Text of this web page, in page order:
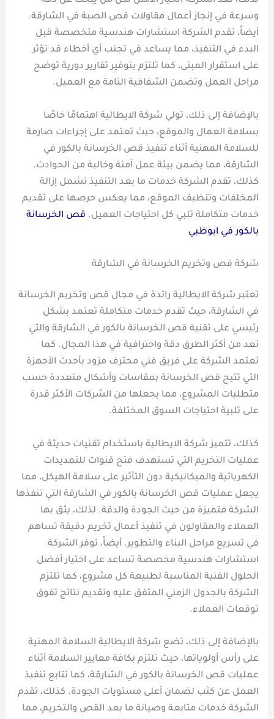
وسرعة في إنجاز أعمال مقاولات قص الصبة في الشارقة.
أيضاً، تقدم الشركة استشارات هندسية متخصصة قبل
البدء في التنفيذ، مما يساعد في تجنب أي أخطاء قد تؤثر
على استقرار المبنى، كما تلتزم بتوفير تقارير دورية توضح
مراحل العمل وتضمن الشفافية التامة مع العميل.
بالإضافة إلى ذلك، تولي شركة الايطالية اهتمامًا خاصًا
بسلامة العمال والموقع، حيث تعتمد على إجراءات صارمة
للسلامة المهنية أثناء تنفيذ قص الخرسانة بالكور في
الشارقة، مما يضمن بيئة عمل آمنة وخالية من الحوادث.
كذلك، تقدم الشركة خدمات ما بعد التنفيذ تشمل إزالة
المخلفات وتنظيف الموقع، مما يعكس حرصها على تقديم
خدمات متكاملة تلبي كل احتياجات العميل. قص الخرسانة
بالكور في ابوظبي
شركة قص وتخريم الخرسانة في الشارقة
تعتبر شركة الايطالية رائدة في مجال قص وتخريم الخرسانة
في الشارقة، حيث تقدم خدمات متكاملة تعتمد بشكل
رئيسي على تقنية قص الخرسانة بالكور في الشارقة والتي
تعد من أكثر الطرق دقة واحترافية في هذا المجال. كما
تعتمد الشركة على فريق فني محترف مزود بأحدث الأجهزة
التي تتيح قص الخرسانة بمقاسات وأشكال متعددة حسب
متطلبات المشروع، مما يجعلها من الشركات الأكثر قدرة
على تلبية احتياجات السوق المختلفة.
كذلك، تتميز شركة الايطالية باستخدام تقنيات حديثة في
عمليات التخريم التي تستهدف فتح قنوات للتمديدات
الكهربائية والميكانيكية دون التأثير على سلامة الهيكل، مما
يجعل عمليات قص الخرسانة بالكور في الشارقة التي تنفذها
الشركة متميزة من حيث الجودة والدقة. لذلك، يثق بها
العملاء والمقاولون في تنفيذ أعمال تخريم دقيقة تساهم
في تسريع مراحل البناء والتطوير. أيضاً، توفر الشركة
استشارات هندسية مخصصة تساعد على اختيار أفضل
الحلول الفنية المناسبة لطبيعة كل مشروع، كما تلتزم
الشركة بالجدول الزمني المتفق عليه وتقديم نتائج تفوق
توقعات العملاء.
بالإضافة إلى ذلك، تضع شركة الايطالية السلامة المهنية
على رأس أولوياتها، حيث تلتزم بكافة معايير السلامة أثناء
عمليات قص الخرسانة بالكور في الشارقة، كما تتابع تنفيذ
العمل عن كثب لضمان أعلى مستويات الجودة. كذلك، تقدم
الشركة خدمات متابعة وصيانة ما بعد القص والتخريم، مما